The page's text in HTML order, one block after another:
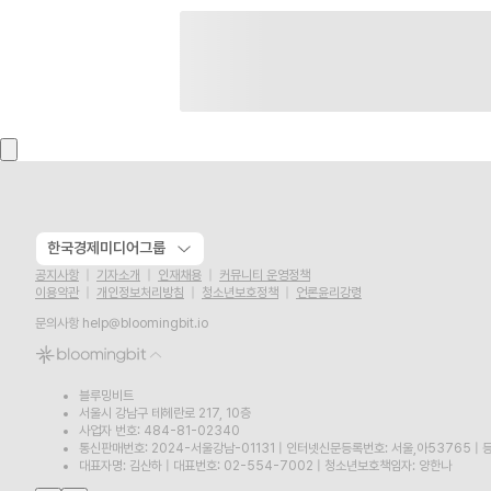
한국경제미디어그룹
공지사항 기자소개 인재채용
커뮤니티 운영정책
이용약관
개인정보처리방침 청소년보호정책
언론윤리강령
문의사항 help@bloomingbit.io
블루밍비트
서울시 강남구 테헤란로 217, 10층
사업자 번호: 484-81-02340
통신판매번호: 2024-서울강남-01131
인터넷신문등록번호: 서울,아53765
대표자명: 김산하
대표번호: 02-554-7002 청소년보호책임자: 양한나